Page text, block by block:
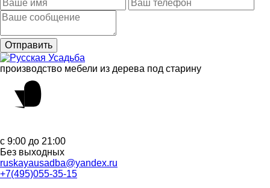
производство мебели из дерева под старину
с 9:00 до 21:00
Без выходных
ruskayausadba@yandex.ru
+7(495)055-35-15